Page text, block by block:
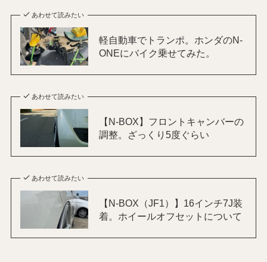
あわせて読みたい
軽自動車でトランポ。ホンダのN-
ONEにバイク乗せてみた。
あわせて読みたい
【N-BOX】フロントキャンバーの
調整。ざっくり5度ぐらい
あわせて読みたい
【N-BOX（JF1）】16インチ7J装
着。ホイールオフセットについて